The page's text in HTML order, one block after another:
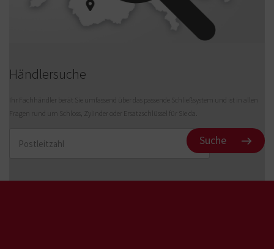
Körperdurchmesser (mm)
M20x1,25
Händlersuche
Ihr Fachhändler berät Sie umfassend über das passende Schließsystem und ist in allen
Fragen rund um Schloss, Zylinder oder Ersatzschlüssel für Sie da.
Suche